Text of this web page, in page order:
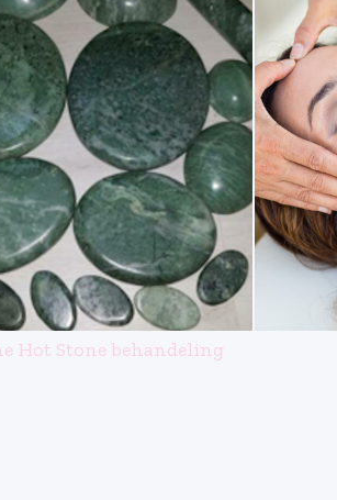
Hot Stone behandeling